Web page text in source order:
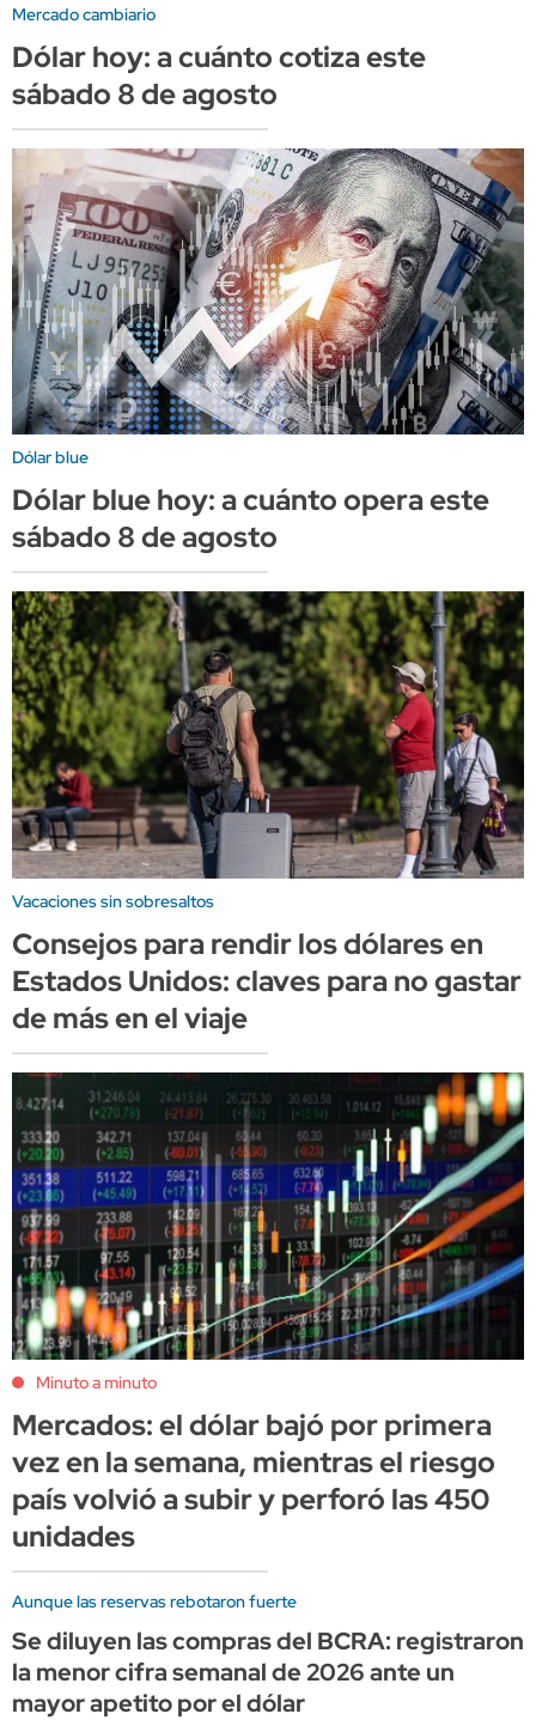
Mercado cambiario
Dólar hoy: a cuánto cotiza este
sábado 8 de agosto
Dólar blue
Dólar blue hoy: a cuánto opera este
sábado 8 de agosto
Vacaciones sin sobresaltos
Consejos para rendir los dólares en
Estados Unidos: claves para no gastar
de más en el viaje
Minuto a minuto
Mercados: el dólar bajó por primera
vez en la semana, mientras el riesgo
país volvió a subir y perforó las 450
unidades
Aunque las reservas rebotaron fuerte
Se diluyen las compras del BCRA: registraron
la menor cifra semanal de 2026 ante un
mayor apetito por el dólar